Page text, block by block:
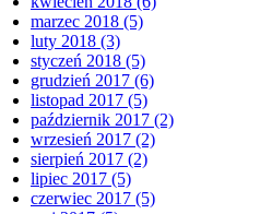
marzec 2018 (5)
luty 2018 (3)
styczeń 2018 (5)
grudzień 2017 (6)
listopad 2017 (5)
październik 2017 (2)
wrzesień 2017 (2)
sierpień 2017 (2)
lipiec 2017 (5)
czerwiec 2017 (5)